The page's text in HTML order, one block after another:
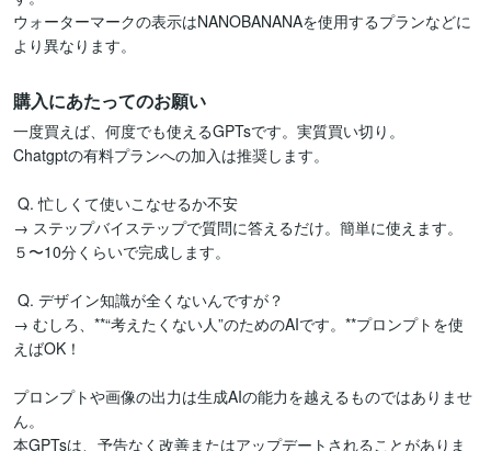
ウォーターマークの表示はNANOBANANAを使用するプランなどに
購入にあたってのお願い
一度買えば、何度でも使えるGPTsです。実質買い切り。
Chatgptの有料プランへの加入は推奨します。
→ ステップバイステップで質問に答えるだけ。簡単に使えます。
５〜10分くらいで完成します。
→ むしろ、**“考えたくない人”のためのAIです。**プロンプトを使
えばOK！
プロンプトや画像の出力は生成AIの能力を越えるものではありませ
ん。
本GPTsは、予告なく改善またはアップデートされることがありま